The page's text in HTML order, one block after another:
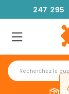
247 295